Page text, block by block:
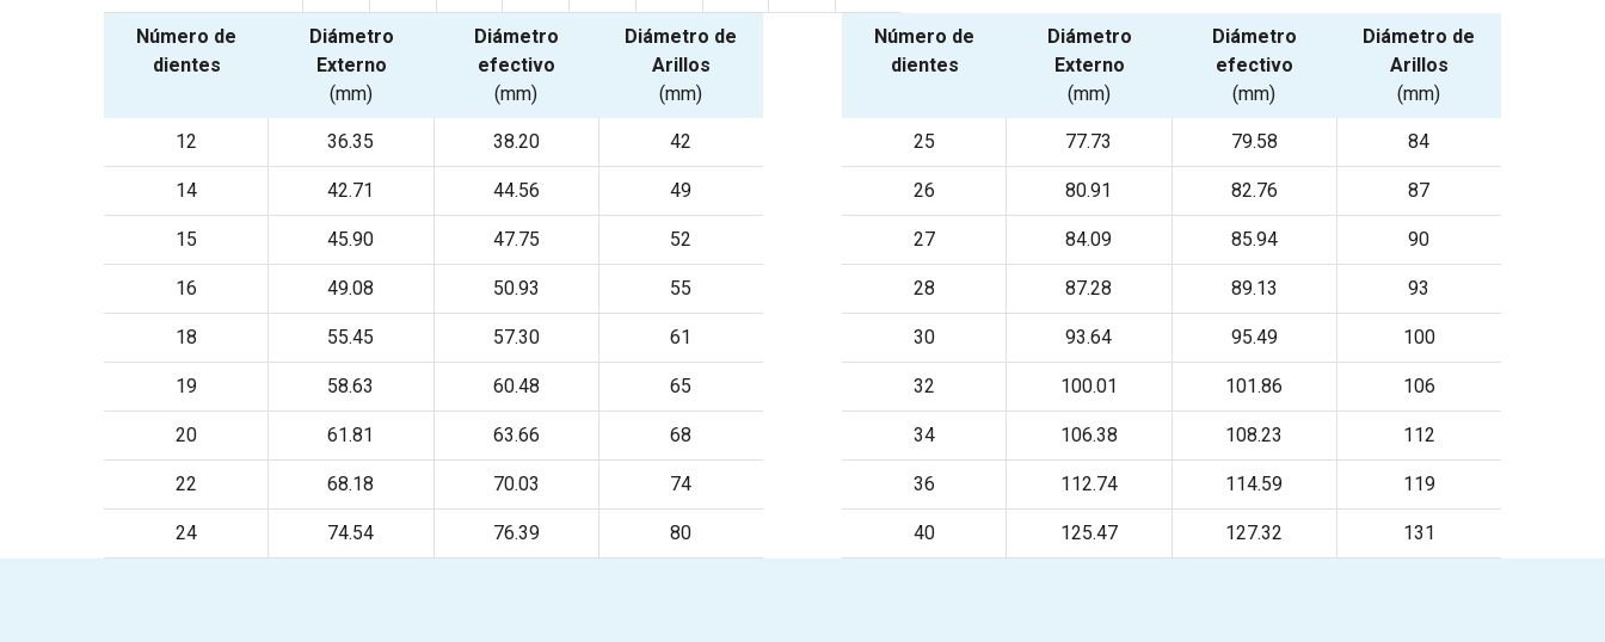
Número de
dientes
Diámetro
Externo
(mm)
Diámetro
efectivo
(mm)
Diámetro de
Arillos
(mm)
12 36.35 38.20 42
14 42.71 44.56 49
15 45.90 47.75 52
16 49.08 50.93 55
18 55.45 57.30 61
19 58.63 60.48 65
20 61.81 63.66 68
22 68.18 70.03 74
24 74.54 76.39 80
Número de
dientes
Diámetro
Externo
(mm)
Diámetro
efectivo
(mm)
Diámetro de
Arillos
(mm)
25 77.73 79.58 84
26 80.91 82.76 87
27 84.09 85.94 90
28 87.28 89.13 93
30 93.64 95.49 100
32 100.01 101.86 106
34 106.38 108.23 112
36 112.74 114.59 119
40 125.47 127.32 131